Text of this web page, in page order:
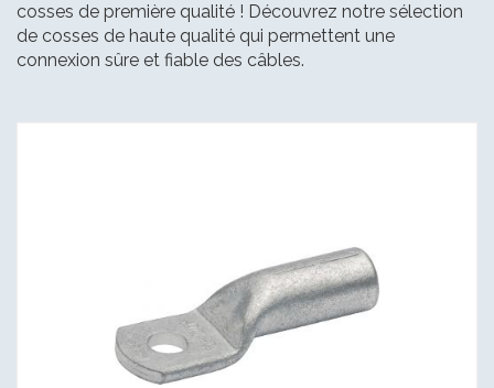
cosses de première qualité ! Découvrez notre sélection
de cosses de haute qualité qui permettent une
connexion sûre et fiable des câbles.